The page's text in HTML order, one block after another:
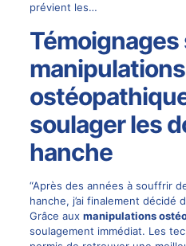
prévient les…
Témoignages
manipulations
soulager les
hanche
“Après des années à souffrir
hanche, j’ai finalement
Grâce aux manipulations
soulagement immédiat. Les